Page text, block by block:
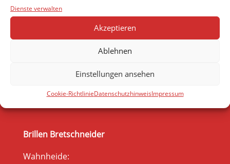
Dienste verwalten
Akzeptieren
Ablehnen
Einstellungen ansehen
Cookie-RichtlinieDatenschutzhinweisImpressum
Brillen Bretschneider
Wahnheide: